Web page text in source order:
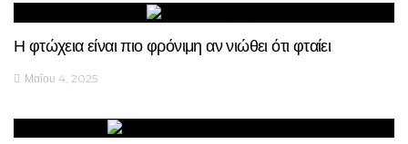
Η φτώχεια είναι πιο φρόνιμη αν νιώθει ότι φταίει
Μαΐου 4, 2025